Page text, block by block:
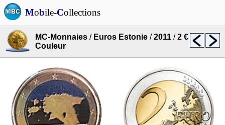
Mobile-Collections
MC-Monnaies / Euros Estonie /2011 /2 €
Couleur